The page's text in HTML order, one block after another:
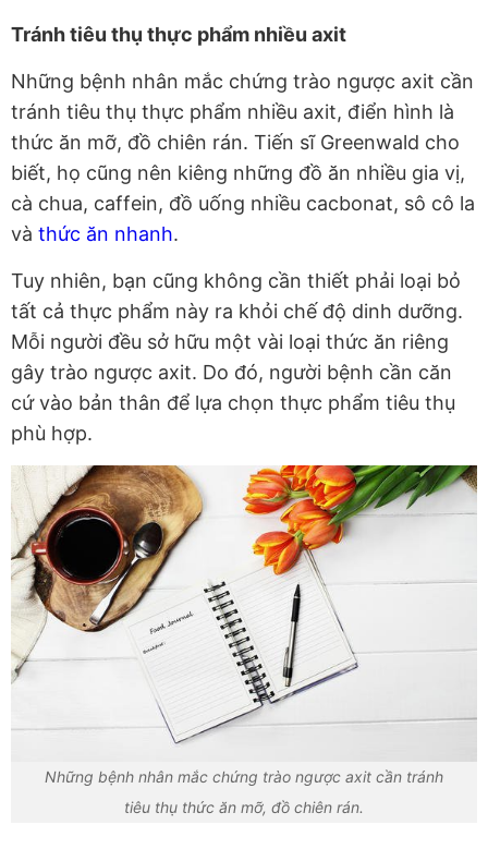
Tránh tiêu thụ thực phẩm nhiều axit
Những bệnh nhân mắc chứng trào ngược axit cần
tránh tiêu thụ thực phẩm nhiều axit, điển hình là
thức ăn mỡ, đồ chiên rán. Tiến sĩ Greenwald cho
biết, họ cũng nên kiêng những đồ ăn nhiều gia vị,
cà chua, caffein, đồ uống nhiều cacbonat, sô cô la
và thức ăn nhanh.
Tuy nhiên, bạn cũng không cần thiết phải loại bỏ
tất cả thực phẩm này ra khỏi chế độ dinh dưỡng.
Mỗi người đều sở hữu một vài loại thức ăn riêng
gây trào ngược axit. Do đó, người bệnh cần căn
cứ vào bản thân để lựa chọn thực phẩm tiêu thụ
phù hợp.
Những bệnh nhân mắc chứng trào ngược axit cần tránh
tiêu thụ thức ăn mỡ, đồ chiên rán.